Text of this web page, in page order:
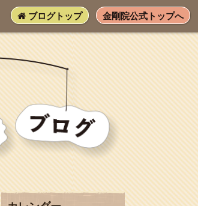
ブログトップ 金剛院公式トップへ